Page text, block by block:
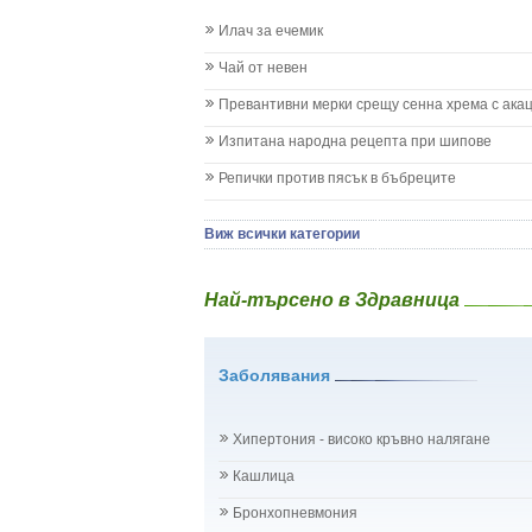
Кашлица при бебето и детето
Колики
Менингит
Млечница
Нощно напикаване - енуреза
Плач
Проблеми с очите на бебето и детето
Рубеола
Температура - висока
Хрема при бебето и детето
Илач за ечемик
Чай от невен
Превантивни мерки срещу сенна хрема с
Изпитана народна рецепта при шипове
Репички против пясък в бъбреците
Виж всички категории
Най-търсено в Здравница
Заболявания
Хипертония - високо кръвно налягане
Кашлица
Бронхопневмония